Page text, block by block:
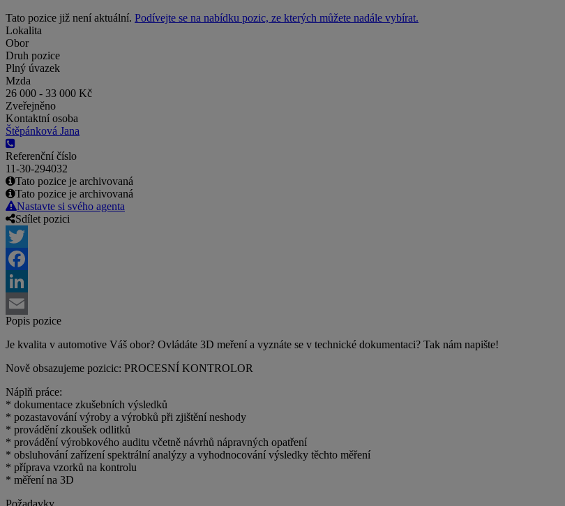
Tato pozice již není aktuální. Podívejte se na nabídku pozic, ze kterých můžete nadále vybírat.
Lokalita
Obor
Druh pozice
Plný úvazek
Mzda
26 000 - 33 000 Kč
Zveřejněno
Kontaktní osoba
Štěpánková Jana
Referenční číslo
11-30-294032
Tato pozice je archivovaná
Tato pozice je archivovaná
Nastavte si svého agenta
Sdílet pozici
Twitter
Facebook
LinkedIn
Email
Popis pozice
Je kvalita v automotive Váš obor? Ovládáte 3D meření a vyznáte se v technické dokumentaci? Tak nám napište!
Nově obsazujeme pozicic: PROCESNÍ KONTROLOR
Náplň práce:
* dokumentace zkušebních výsledků
* pozastavování výroby a výrobků při zjištění neshody
* provádění zkoušek odlitků
* provádění výrobkového auditu včetně návrhů nápravných opatření
* obsluhování zařízení spektrální analýzy a vyhodnocování výsledky těchto měření
* příprava vzorků na kontrolu
* měření na 3D